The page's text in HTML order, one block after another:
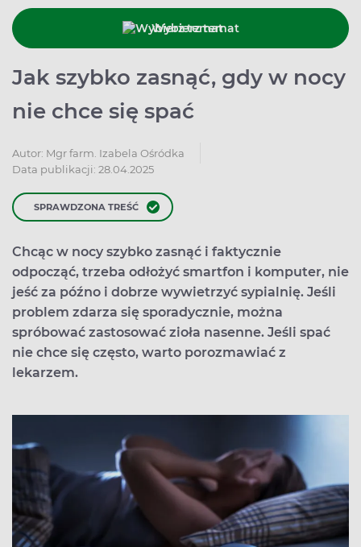
Wybierz temat
Jak szybko zasnąć, gdy w nocy
nie chce się spać
Autor: Mgr farm. Izabela Ośródka
Data publikacji: 28.04.2025
SPRAWDZONA TREŚĆ
Chcąc w nocy szybko zasnąć i faktycznie
odpocząć, trzeba odłożyć smartfon i komputer, nie
jeść za późno i dobrze wywietrzyć sypialnię. Jeśli
problem zdarza się sporadycznie, można
spróbować zastosować zioła nasenne. Jeśli spać
nie chce się często, warto porozmawiać z
lekarzem.